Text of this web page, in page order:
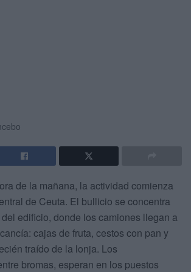
de la mañana, la actividad comienza
de Ceuta. El bullicio se concentra
edificio, donde los camiones llegan a
cajas de fruta, cestos con pan y
traído de la lonja. Los
bromas, esperan en los puestos